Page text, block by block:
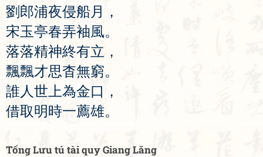
劉 郎浦夜侵船月
，
宋玉亭春弄袖風。
落落精神終有立 ，
飄飄才思杳無窮。
誰 人世 上為金口 ，
借取明時一薦雄。
Tống Lưu tú tài quy Giang Lăng